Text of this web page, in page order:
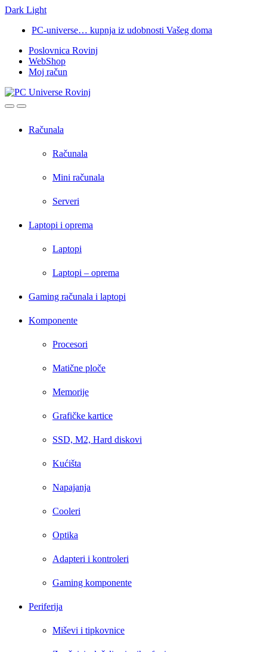
Dark Light
navigation
content
PC-universe… kupnja iz udobnosti Vašeg doma
Poslovnica Rovinj
WebShop
Moj račun
OpenClose
Računala
Računala
Mini računala
Serveri
Laptopi i oprema
Laptopi
Laptopi – oprema
Gaming računala i laptopi
Komponente
Procesori
Matične ploče
Memorije
Grafičke kartice
SSD, M2, Hard diskovi
Kućišta
Napajanja
Cooleri
Optika
Adapteri i kontroleri
Gaming komponente
Periferija
Miševi i tipkovnice